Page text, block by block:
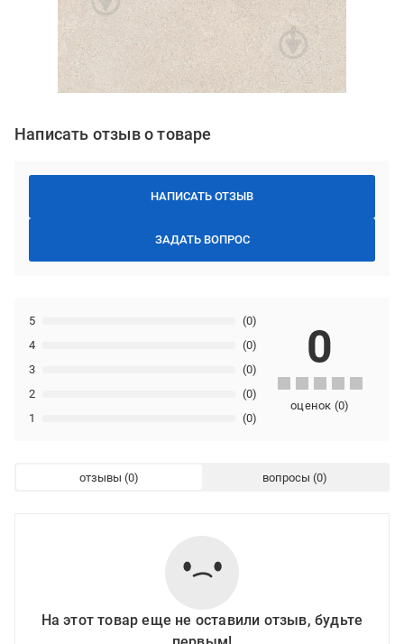
Написать отзыв о товаре
НАПИСАТЬ ОТЗЫВ
ЗАДАТЬ ВОПРОС
1 (0)
2 (0)
3 (0)
4 (0)
5 (0)
0
оценок (0)
отзывы вопросы
На этот товар еще не оставили отзыв, будьте